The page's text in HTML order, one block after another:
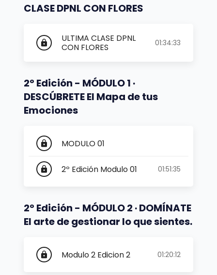
CLASE DPNL CON FLORES
lock
ULTIMA CLASE DPNL
CON FLORES
01:34:33
2º Edición - MÓDULO 1 ·
DESCÚBRETE El Mapa de tus
Emociones
lock MODULO 01
lock 2º Edición Modulo 01 01:51:35
2º Edición - MÓDULO 2 · DOMÍNATE
El arte de gestionar lo que sientes.
lock Modulo 2 Edicion 2 01:20:12